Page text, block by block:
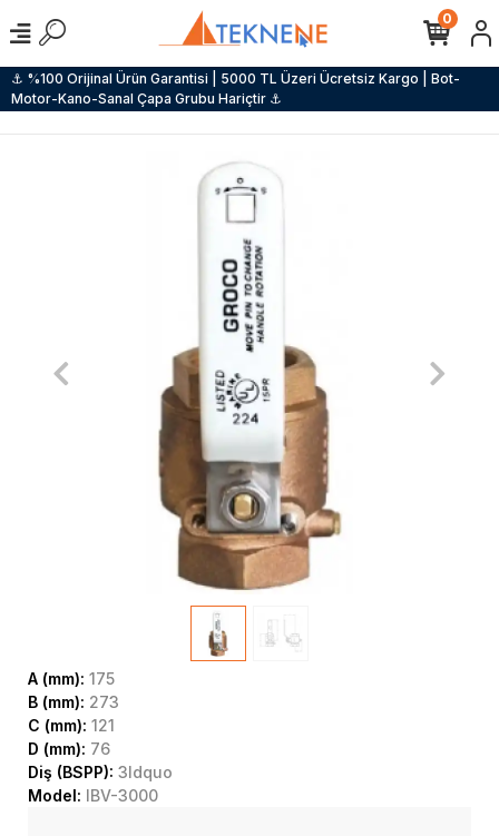
⚓ %100 Orijinal Ürün Garantisi | 5000 TL Üzeri Ücretsiz Kargo | Bot-
Motor-Kano-Sanal Çapa Grubu Hariçtir ⚓
0
A (mm): 175
B (mm): 273
C (mm): 121
D (mm): 76
Diş (BSPP): 3ldquo
Model: IBV-3000